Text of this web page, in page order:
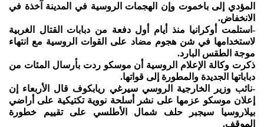
المؤدي إلى باخموت وإن الهجمات الروسية في المدينة آخذة في
الانخفاض.
-استلمت أوكرانيا منذ أيام أول دفعة من دبابات القتال الغربية
لاستخدامها في شن هجوم مضاد على القوات الروسية مع انتهاء
موجة الطقس البارد.
ذكرت وكالة الإعلام الروسية أن موسكو ردت بأرسال المئات من
دباباتها الجديدة والمطورة إلى قواتها.
-نائب وزير الخارجية الروسي سيرغي ريابكوف قال الأربعاء إن
إعلان موسكو عزمها على نشر أسلحة نووية تكتيكية على أراضي
بيلاروسيا سيجبر حلف شمال الأطلسي على تقييم خطورة
الموقف.